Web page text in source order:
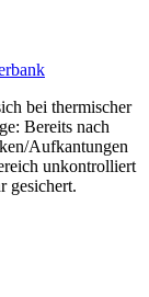
bei thermischer
Bereits nach
Aufkantungen
unkontrolliert
gesichert.